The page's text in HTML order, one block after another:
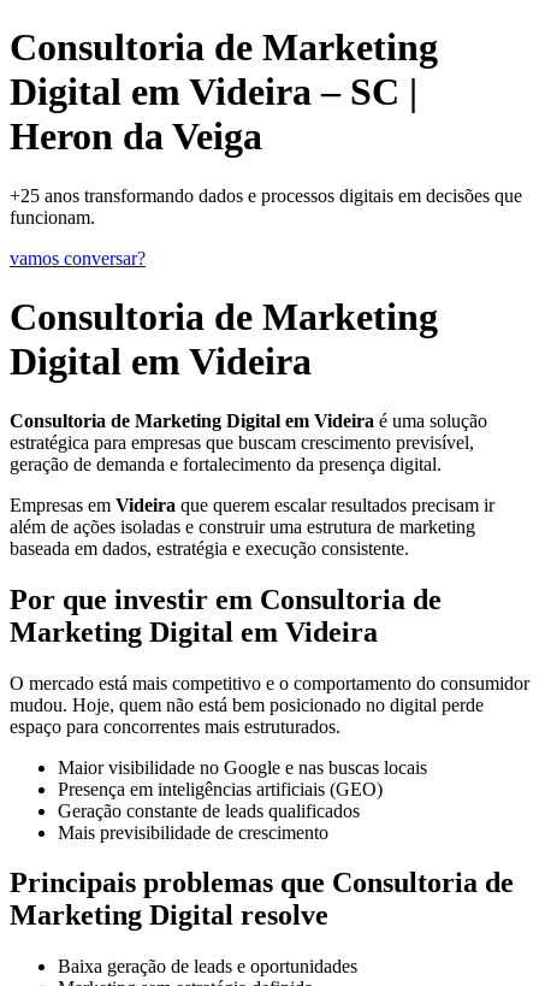
Consultoria de Marketing
Digital em Videira – SC |
Heron da Veiga
+25 anos transformando dados e processos digitais em decisões que
funcionam.
vamos conversar?
Consultoria de Marketing
Digital em Videira
Consultoria de Marketing Digital em Videira é uma solução
estratégica para empresas que buscam crescimento previsível,
geração de demanda e fortalecimento da presença digital.
Empresas em Videira que querem escalar resultados precisam ir
além de ações isoladas e construir uma estrutura de marketing
baseada em dados, estratégia e execução consistente.
Por que investir em Consultoria de
Marketing Digital em Videira
O mercado está mais competitivo e o comportamento do consumidor
mudou. Hoje, quem não está bem posicionado no digital perde
espaço para concorrentes mais estruturados.
Maior visibilidade no Google e nas buscas locais
Presença em inteligências artificiais (GEO)
Geração constante de leads qualificados
Mais previsibilidade de crescimento
Principais problemas que Consultoria de
Marketing Digital resolve
Baixa geração de leads e oportunidades